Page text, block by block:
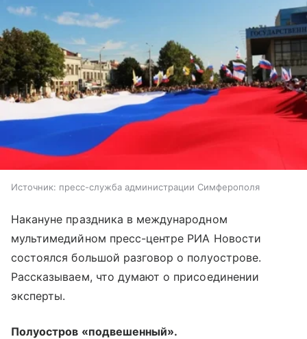
Источник: пресс-служба администрации Симферополя
Накануне праздника в международном
мультимедийном пресс-центре РИА Новости
состоялся большой разговор о полуострове.
Рассказываем, что думают о присоединении
эксперты.
Полуостров «подвешенный».